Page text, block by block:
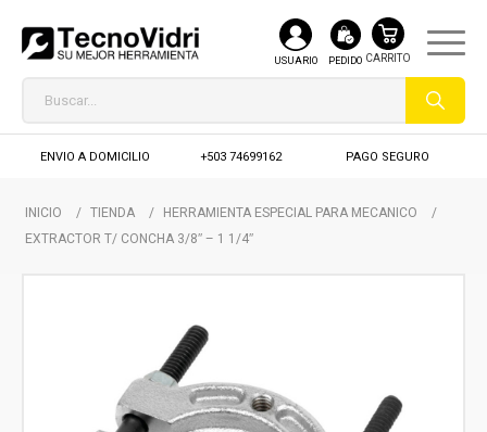
USUARIO PEDIDO
ENVIO A DOMICILIO +503 74699162 PAGO SEGURO
INICIO / TIENDA / HERRAMIENTA ESPECIAL PARA MECANICO
/
EXTRACTOR T/ CONCHA 3/8″ – 1 1/4″